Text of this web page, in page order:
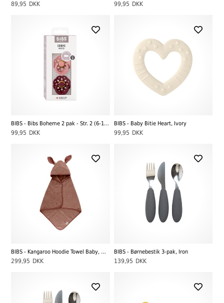
89,95 DKK 99,95 DKK
BIBS - Bibs Boheme 2 pak - Str. 2 (6-12 MDR), Dusty Pink/Elderberry
99,95 DKK
BIBS - Baby Bitie Heart, Ivory
99,95 DKK
BIBS - Kangaroo Hoodie Towel Baby, Woodchuck
299,95 DKK
BIBS - Børnebestik 3-pak, Iron
139,95 DKK